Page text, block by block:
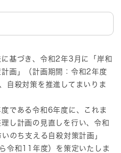
基づき、令和2年3月に「岸和
画」（計画期間：令和2年度
自殺対策を推進してまいりま
である令和6年度に、これま
し計画の見直しを行い、令和
のち支える自殺対策計画」
令和11年度）を策定いたしま